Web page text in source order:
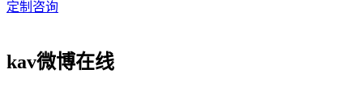
定制咨询
kav微博在线